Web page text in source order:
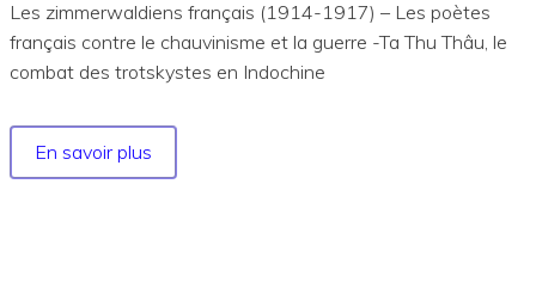
Internationale
Les zimmerwaldiens français (1914-1917) – Les poètes
français contre le chauvinisme et la guerre -Ta Thu Thâu, le
combat des trotskystes en Indochine
En savoir plus
N°